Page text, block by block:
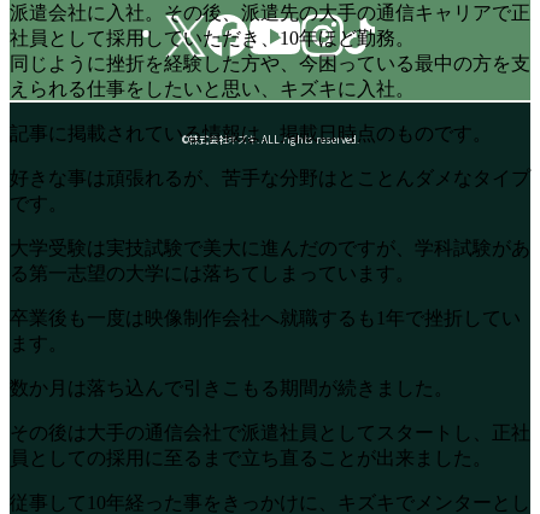
©株式会社キズキ. ALL rights reserved.
派遣会社に入社。その後、派遣先の大手の通信キャリアで正
社員として採用していただき、10年ほど勤務。
同じように挫折を経験した方や、今困っている最中の方を支
えられる仕事をしたいと思い、キズキに入社。
記事に掲載されている情報は、掲載日時点のものです。
好きな事は頑張れるが、苦手な分野はとことんダメなタイプ
です。
大学受験は実技試験で美大に進んだのですが、学科試験があ
る第一志望の大学には落ちてしまっています。
卒業後も一度は映像制作会社へ就職するも1年で挫折してい
ます。
数か月は落ち込んで引きこもる期間が続きました。
その後は大手の通信会社で派遣社員としてスタートし、正社
員としての採用に至るまで立ち直ることが出来ました。
従事して10年経った事をきっかけに、キズキでメンターとし